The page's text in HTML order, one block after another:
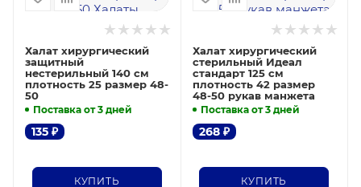
Халат хирургический
защитный
нестерильный 140 см
плотность 25 размер 48-
50
Поставка от 3 дней
135 ₽
КУПИТЬ
Халат хирургический
стерильный Идеал
стандарт 125 см
плотность 42 размер
48-50 рукав манжета
Поставка от 3 дней
268₽
КУПИТЬ